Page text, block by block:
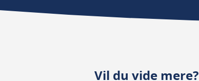
Vil du vide mere?